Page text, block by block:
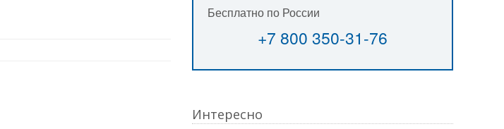
Бесплатно по России
+7 800 350-31-76
Интересно